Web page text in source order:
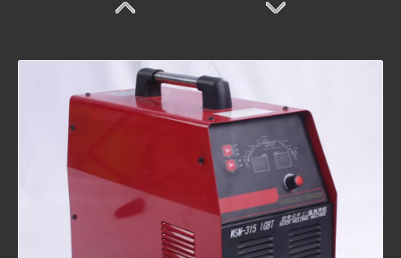
TIG 200